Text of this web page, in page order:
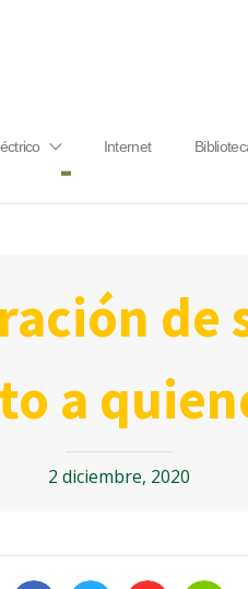
Internet
a
2 diciembre, 2020